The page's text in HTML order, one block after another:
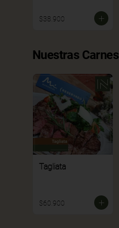
$38.900
Nuestras Carnes
Tagliata
$60.900